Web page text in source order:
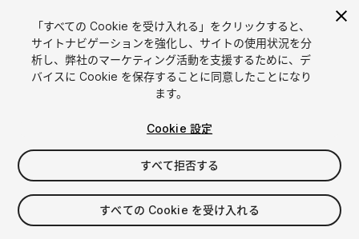
1 /3
$11
消費税は決済時に計算されます
「すべての Cookie を受け入れる」をクリックすると、
サイトナビゲーションを強化し、サイトの使用状況を分
析し、弊社のマーケティング活動を支援するために、デ
バイスに Cookie を保存することに同意したことになり
ます。
Cookie 設定
すべて拒否する
すべての Cookie を受け入れる